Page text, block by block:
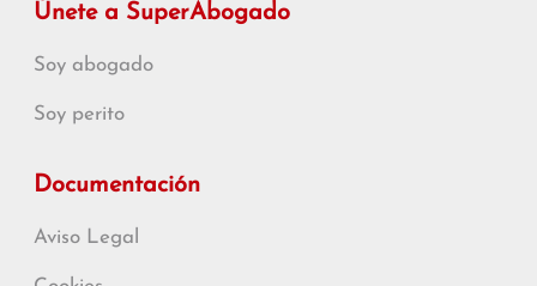
Únete a SuperAbogado
Soy abogado
Soy perito
Documentación
Aviso Legal